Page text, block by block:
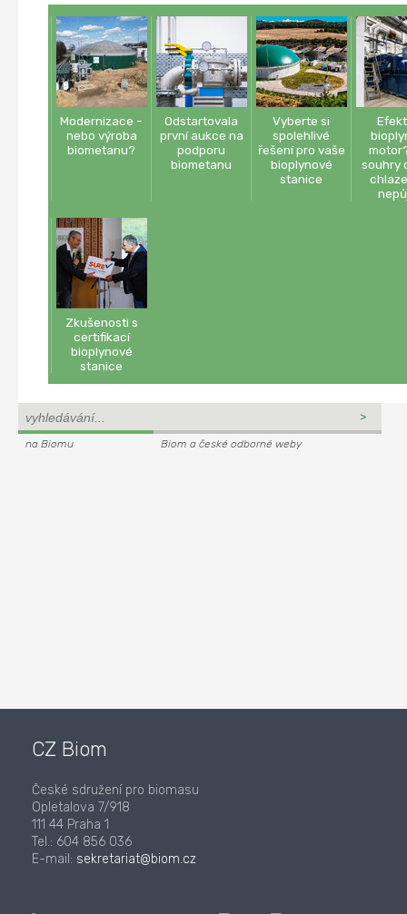
Modernizace -
nebo výroba
biometanu?
Odstartovala
první aukce na
podporu
biometanu
Vyberte si
spolehlivé
řešení pro vaše
bioplynové
stanice
souhry
Zkušenosti s
certifikací
bioplynové
stanice
na Biomu Biom a české odborné weby
CZ Biom
České sdružení pro biomasu
Opletalova 7/918
111 44 Praha 1
Tel.: 604 856 036
E-mail: sekretariat@biom.cz